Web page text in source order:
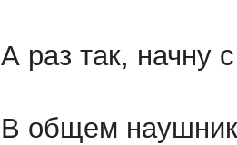
А раз так, начну
В общем